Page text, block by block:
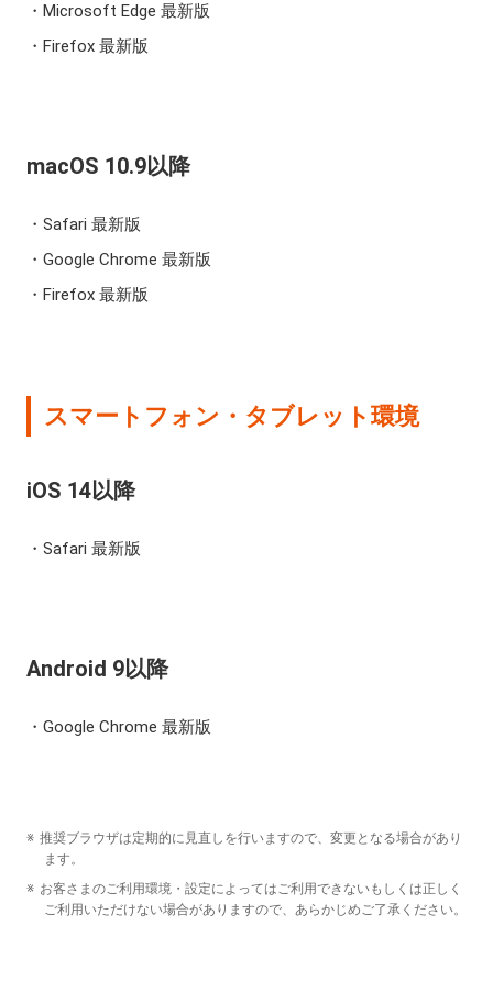
Microsoft Edge 最新版
Firefox 最新版
macOS 10.9以降
Safari 最新版
Google Chrome 最新版
Firefox 最新版
スマートフォン・タブレット環境
iOS 14以降
Safari 最新版
Android 9以降
Google Chrome 最新版
推奨ブラウザは定期的に見直しを行いますので、変更となる場合があり
ます。
お客さまのご利用環境・設定によってはご利用できないもしくは正しく
ご利用いただけない場合がありますので、あらかじめご了承ください。